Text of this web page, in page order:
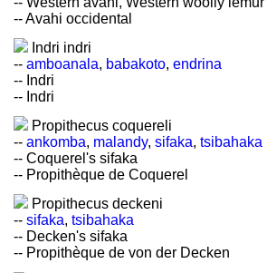
-- Avahi occidental
Indri indri
-- amboanala, babakoto, endrina
-- Indri
-- Indri
Propithecus coquereli
-- ankomba, malandy, sifaka, tsibahaka
-- Coquerel's sifaka
-- Propithèque de Coquerel
Propithecus deckeni
-- sifaka, tsibahaka
-- Decken's sifaka
-- Propithèque de von der Decken